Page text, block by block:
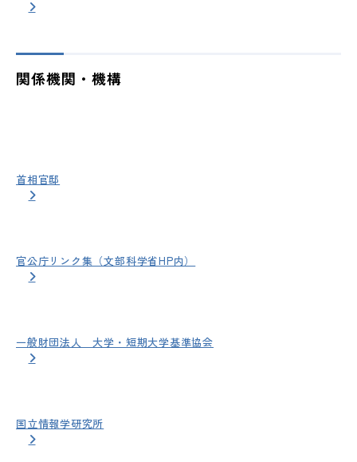
関係機関・機構
首相官邸
官公庁リンク集（文部科学省HP内）
一般財団法人 大学・短期大学基準協会
国立情報学研究所